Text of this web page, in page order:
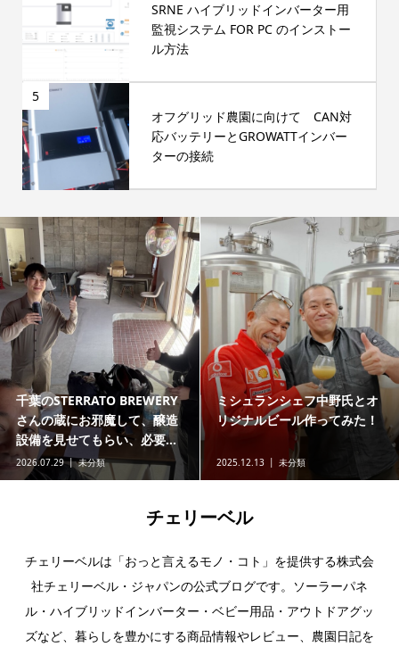
SRNE ハイブリッドインバーター用
監視システム FOR PC のインストー
ル方法
5
オフグリッド農園に向けて CAN対
応バッテリーとGROWATTインバー
ターの接続
千葉のSTERRATO BREWERY
さんの蔵にお邪魔して、醸造
設備を見せてもらい、必要...
2026.07.29 未分類
ミシュランシェフ中野氏とオ
リジナルビール作ってみた！
2025.12.13 未分類
チェリーベル
チェリーベルは「おっと言えるモノ・コト」を提供する株式会
社チェリーベル・ジャパンの公式ブログです。ソーラーパネ
ル・ハイブリッドインバーター・ベビー用品・アウトドアグッ
ズなど、暮らしを豊かにする商品情報やレビュー、農園日記を